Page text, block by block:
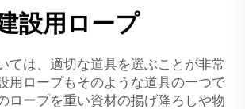
設用ロープ
ては、適切な道具を選ぶことが非常
用ロープもそのような道具の一つで
ロープを重い資材の揚げ降ろしや物